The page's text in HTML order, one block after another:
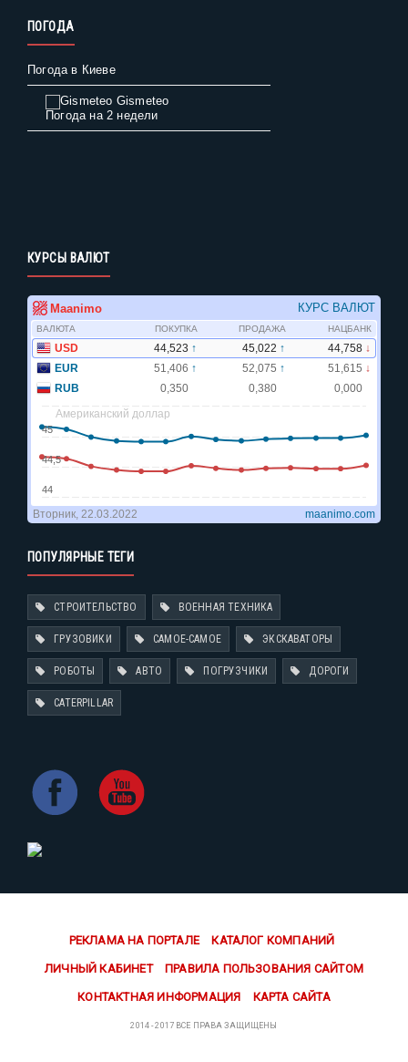
ПОГОДА
Погода в Киеве
Gismeteo
Погода на 2 недели
КУРСЫ ВАЛЮТ
ПОПУЛЯРНЫЕ ТЕГИ
СТРОИТЕЛЬСТВО ВОЕННАЯ ТЕХНИКА
ГРУЗОВИКИ САМОЕ-САМОЕ ЭКСКАВАТОРЫ
РОБОТЫ АВТО ПОГРУЗЧИКИ ДОРОГИ
CATERPILLAR
РЕКЛАМА НА ПОРТАЛЕ КАТАЛОГ КОМПАНИЙ
ЛИЧНЫЙ КАБИНЕТ ПРАВИЛА ПОЛЬЗОВАНИЯ САЙТОМ
КОНТАКТНАЯ ИНФОРМАЦИЯ КАРТА САЙТА
2014 - 2017 ВСЕ ПРАВА ЗАЩИЩЕНЫ